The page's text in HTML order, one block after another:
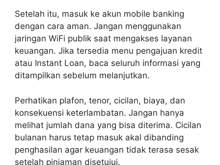
Setelah itu, masuk ke akun mobile banking
dengan cara aman. Jangan menggunakan
jaringan WiFi publik saat mengakses layanan
keuangan. Jika tersedia menu pengajuan kredit
atau Instant Loan, baca seluruh informasi yang
ditampilkan sebelum melanjutkan.
Perhatikan plafon, tenor, cicilan, biaya, dan
konsekuensi keterlambatan. Jangan hanya
melihat jumlah dana yang bisa diterima. Cicilan
bulanan harus tetap masuk akal dibanding
penghasilan agar keuangan tidak terasa sesak
setelah pinjaman disetujui.